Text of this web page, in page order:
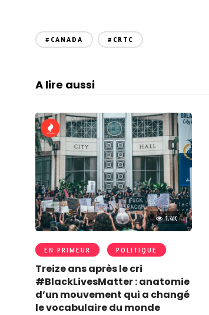
#CANADA #CRTC
A lire aussi
1.4K
EN PRIMEUR POLITIQUE
Treize ans après le cri
#BlackLivesMatter : anatomie
d’un mouvement qui a changé
le vocabulaire du monde